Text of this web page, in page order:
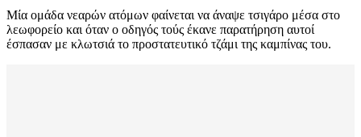
Μία ομάδα νεαρών ατόμων φαίνεται να άναψε τσιγάρο μέσα στο
λεωφορείο και όταν ο οδηγός τούς έκανε παρατήρηση αυτοί
έσπασαν με κλωτσιά το προστατευτικό τζάμι της καμπίνας του.